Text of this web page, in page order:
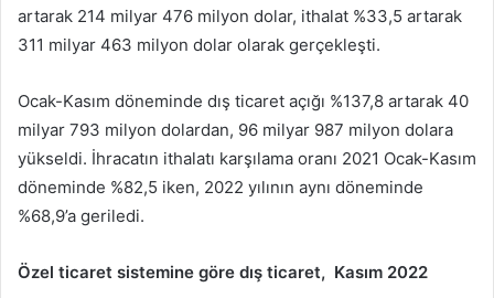
artarak 214 milyar 476 milyon dolar, ithalat %33,5 artarak
311 milyar 463 milyon dolar olarak gerçekleşti.
Ocak-Kasım döneminde dış ticaret açığı %137,8 artarak 40
milyar 793 milyon dolardan, 96 milyar 987 milyon dolara
yükseldi. İhracatın ithalatı karşılama oranı 2021 Ocak-Kasım
döneminde %82,5 iken, 2022 yılının aynı döneminde
%68,9’a geriledi.
Özel ticaret sistemine göre dış ticaret, Kasım 2022